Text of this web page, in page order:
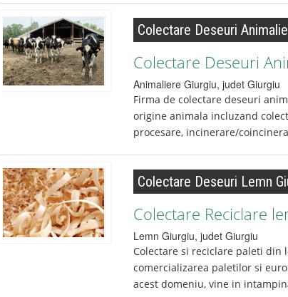
Colectare Deseuri
Colectare Deseuri
Animaliere Giurgiu, judet Giurgiu
Firma de colectare deseuri
origine animala incluzand
procesare, incinerare/
Colectare Deseuri Lemn
Colectare Reciclare
Lemn Giurgiu, judet Giurgiu
Colectare si reciclare paleti din
comercializarea paletilor si
acest domeniu, vine in